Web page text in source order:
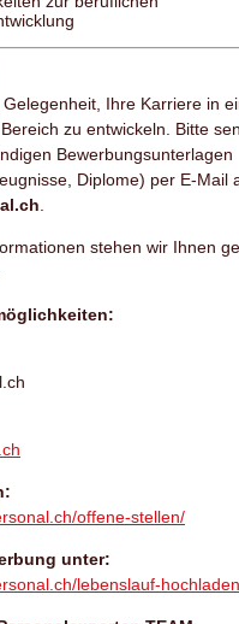
Ihre Karriere in
zu entwickeln. Bitte
Bewerbungsunterlagen
Diplome) per E-Mail
.
stehen wir Ihnen
offene-stellen/
unter:
lebenslauf-